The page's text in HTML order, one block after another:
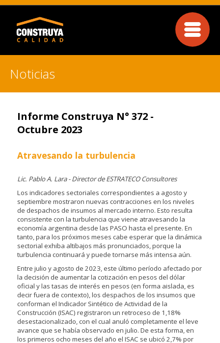
Noticias
Informe Construya N° 372 -
Octubre 2023
Atravesando la turbulencia
Lic. Pablo A. Lara - Director de ESTRATECO Consultores
Los indicadores sectoriales correspondientes a agosto y
septiembre mostraron nuevas contracciones en los niveles
de despachos de insumos al mercado interno. Esto resulta
consistente con la turbulencia que viene atravesando la
economía argentina desde las PASO hasta el presente. En
tanto, para los próximos meses cabe esperar que la dinámica
sectorial exhiba altibajos más pronunciados, porque la
turbulencia continuará y puede tornarse más intensa aún.
Entre julio y agosto de 2023, este último período afectado por
la decisión de aumentar la cotización en pesos del dólar
oficial y las tasas de interés en pesos (en forma aislada, es
decir fuera de contexto), los despachos de los insumos que
conforman el Indicador Sintético de Actividad de la
Construcción (ISAC) registraron un retroceso de 1,18%
desestacionalizado, con el cual anuló completamente el leve
avance que se había observado en julio. De esta forma, en
los primeros ocho meses del año el ISAC se ubicó 2,7% por